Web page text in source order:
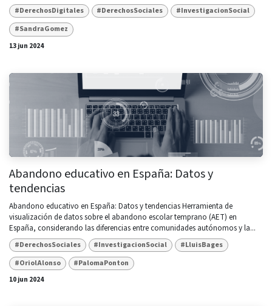
#DerechosDigitales #DerechosSociales
#InvestigacionSocial
#SandraGomez
13 jun 2024
Abandono educativo en España: Datos y
tendencias
Abandono educativo en España: Datos y tendencias Herramienta de
visualización de datos sobre el abandono escolar temprano (AET) en
España, considerando las diferencias entre comunidades autónomos y la...
#DerechosSociales #InvestigacionSocial
#LluisBages
#OriolAlonso
#PalomaPonton
10 jun 2024